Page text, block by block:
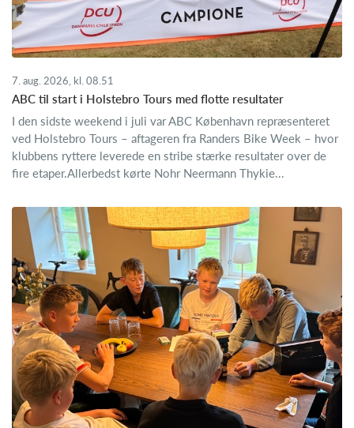
7. aug. 2026, kl. 08.51
ABC til start i Holstebro Tours med flotte resultater
I den sidste weekend i juli var ABC København repræsenteret
ved Holstebro Tours – aftageren fra Randers Bike Week – hvor
klubbens ryttere leverede en stribe stærke resultater over de
fire etaper.Allerbedst kørte Nohr Neermann Thykie...